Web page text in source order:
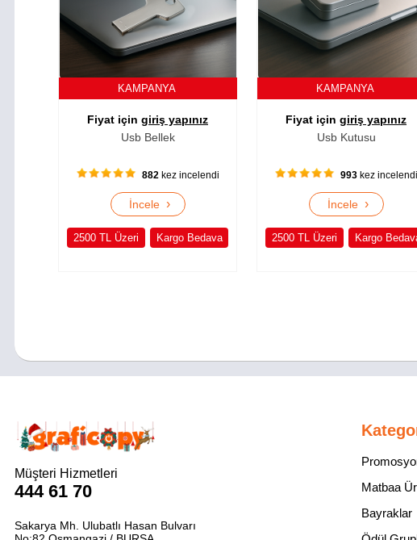
KAMPANYA
Fiyat için giriş yapınız
Usb Bellek
882kez incelendi
İncele ›
2500 TL Üzeri Kargo Bedava
KAMPANYA
Fiyat için giriş yapınız
Usb Kutusu
993kez incelendi
İncele ›
2500 TL Üzeri Kargo
Müşteri Hizmetleri
444 61 70
Sakarya Mh. Ulubatlı Hasan Bulvarı
Matbaa
Bayraklar